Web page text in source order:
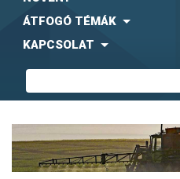
ÁTFOGÓ TÉMÁK
KAPCSOLAT